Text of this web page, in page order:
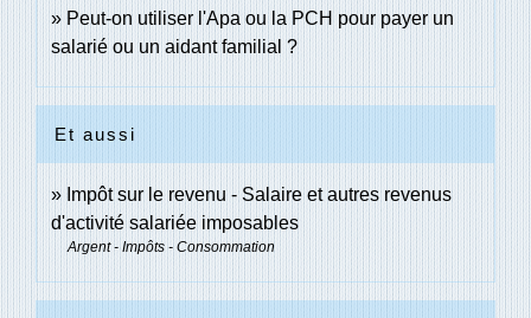
Peut-on utiliser l'Apa ou la PCH pour payer un
salarié ou un aidant familial ?
Et aussi
Impôt sur le revenu - Salaire et autres revenus
d'activité salariée imposables
Argent - Impôts - Consommation